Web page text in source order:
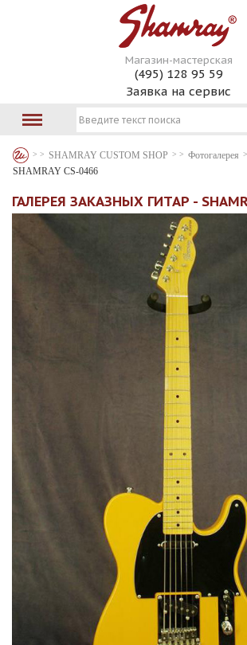
Магазин-мастерская
(495) 128 95 59
Заявка на сервис
SHAMRAY CUSTOM SHOP
Фотогалерея
SHAMRAY CS-0466
ГАЛЕРЕЯ ЗАКАЗНЫХ ГИТАР -